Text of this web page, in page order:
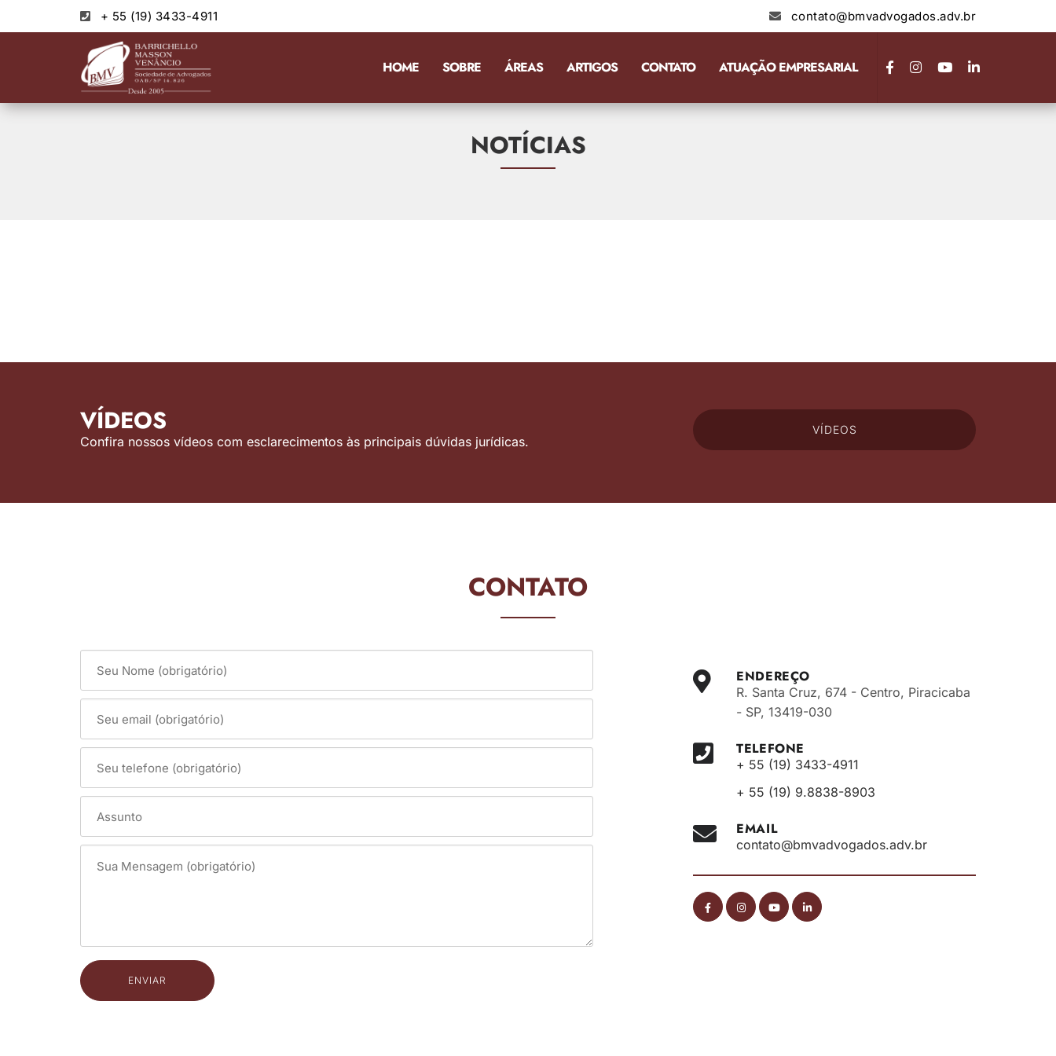
+ 55 (19) 3433-4911 contato@bmvadvogados.adv.br
HOME SOBRE ÁREAS ARTIGOS CONTATO ATUAÇÃO EMPRESARIAL
NOTÍCIAS
VÍDEOS
Confira nossos vídeos com esclarecimentos às principais dúvidas jurídicas.
VÍDEOS
CONTATO
ENDEREÇO
R. Santa Cruz, 674 - Centro, Piracicaba
- SP, 13419-030
TELEFONE
+ 55 (19) 3433-4911
+ 55 (19) 9.8838-8903
EMAIL
contato@bmvadvogados.adv.br